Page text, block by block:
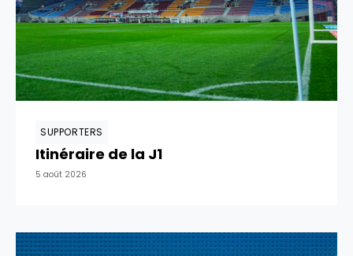
SUPPORTERS
Itinéraire de la J1
5 août 2026